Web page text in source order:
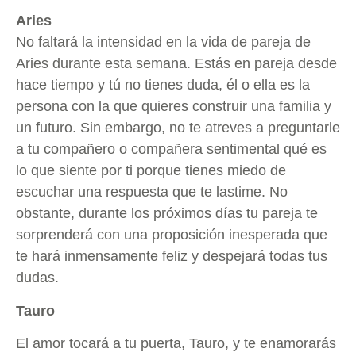
Aries
No faltará la intensidad en la vida de pareja de
Aries durante esta semana. Estás en pareja desde
hace tiempo y tú no tienes duda, él o ella es la
persona con la que quieres construir una familia y
un futuro. Sin embargo, no te atreves a preguntarle
a tu compañero o compañera sentimental qué es
lo que siente por ti porque tienes miedo de
escuchar una respuesta que te lastime. No
obstante, durante los próximos días tu pareja te
sorprenderá con una proposición inesperada que
te hará inmensamente feliz y despejará todas tus
dudas.
Tauro
El amor tocará a tu puerta, Tauro, y te enamorarás